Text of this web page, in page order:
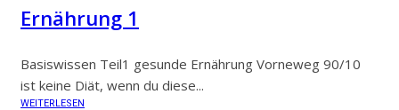
Ernährung 1
Basiswissen Teil1 gesunde Ernährung Vorneweg 90/10
ist keine Diät, wenn du diese...
WEITERLESEN